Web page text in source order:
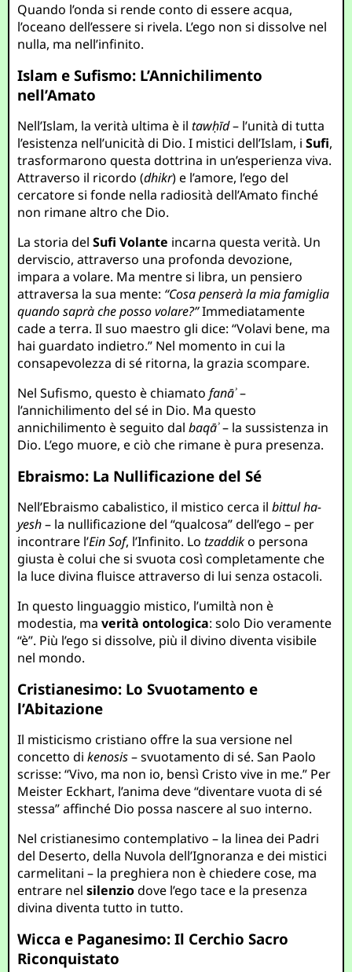
Quando l’onda si rende conto di essere acqua,
l’oceano dell’essere si rivela. L’ego non si dissolve nel
nulla, ma nell’infinito.
Islam e Sufismo: L’Annichilimento
nell’Amato
Nell’Islam, la verità ultima è iltawḥīd– l’unità di tutta
l’esistenza nell’unicità di Dio. I mistici dell’Islam, iSufi,
trasformarono questa dottrina in un’esperienza viva.
Attraverso il ricordo (dhikr) e l’amore, l’ego del
cercatore si fonde nella radiosità dell’Amato finché
non rimane altro che Dio.
La storia delSufi Volante incarna questa verità. Un
derviscio, attraverso una profonda devozione,
impara a volare. Ma mentre si libra, un pensiero
attraversa la sua mente: “Cosa penserà la mia famiglia
quando saprà che posso volare?”Immediatamente
cade a terra. Il suo maestro gli dice: “Volavi bene, ma
hai guardato indietro.” Nel momento in cui la
consapevolezza di sé ritorna, la grazia scompare.
Nel Sufismo, questo è chiamatofanāʾ–
l’annichilimento del sé in Dio. Ma questo
annichilimento è seguito dalbaqāʾ– la sussistenza in
Dio. L’ego muore, e ciò che rimane è pura presenza.
Ebraismo: La Nullificazione del Sé
Nell’Ebraismo cabalistico, il mistico cerca ilbittul ha-
yesh– la nullificazione del “qualcosa” dell’ego – per
incontrare l’Ein Sof, l’Infinito. Lotzaddiko persona
giusta è colui che si svuota così completamente che
la luce divina fluisce attraverso di lui senza ostacoli.
In questo linguaggio mistico, l’umiltà non è
modestia, maverità ontologica: solo Dio veramente
“è”. Più l’ego si dissolve, più il divino diventa visibile
nel mondo.
Cristianesimo: Lo Svuotamento e
l’Abitazione
Il misticismo cristiano offre la sua versione nel
concetto dikenosis– svuotamento di sé. San Paolo
scrisse: “Vivo, ma non io, bensì Cristo vive in me.” Per
Meister Eckhart, l’anima deve “diventare vuota di sé
stessa” affinché Dio possa nascere al suo interno.
Nel cristianesimo contemplativo – la linea dei Padri
del Deserto, della Nuvola dell’Ignoranza e dei mistici
carmelitani – la preghiera non è chiedere cose, ma
entrare nelsilenziodove l’ego tace e la presenza
divina diventa tutto in tutto.
Wicca e Paganesimo: Il Cerchio Sacro
Riconquistato